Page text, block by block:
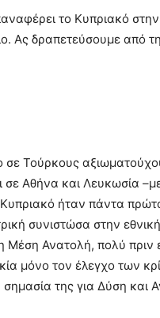
το Κυπριακό
Ας δραπετεύσουμε
Τούρκους
Αθήνα και Λευκωσία
Κυπριακό ήταν πάντα
συνιστώσα στην
Μέση Ανατολή, πολύ
μόνο τον έλεγχο των
της για Δύση